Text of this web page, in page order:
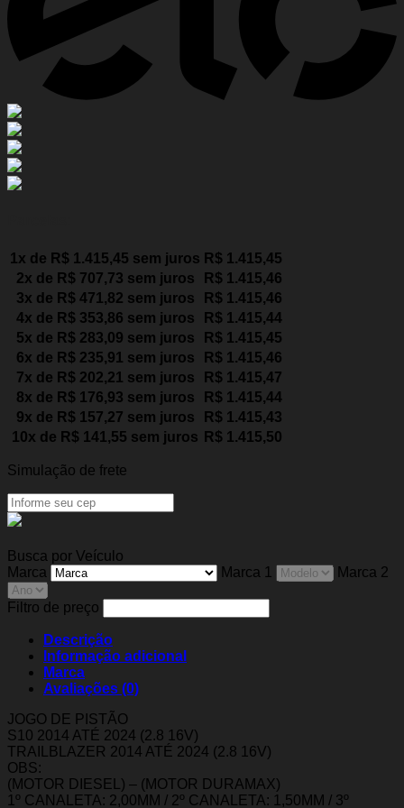
1x de R$ 1.415,45 sem juros R$ 1.415,45
2x de R$ 707,73 sem juros R$ 1.415,46
3x de R$ 471,82 sem juros R$ 1.415,46
4x de R$ 353,86 sem juros R$ 1.415,44
5x de R$ 283,09 sem juros R$ 1.415,45
6x de R$ 235,91 sem juros R$ 1.415,46
7x de R$ 202,21 sem juros R$ 1.415,47
8x de R$ 176,93 sem juros R$ 1.415,44
9x de R$ 157,27 sem juros R$ 1.415,43
10x de R$ 141,55 sem juros R$ 1.415,50
Simulação de frete
Busca por Veículo
Marca
Marca 1 Marca 2
Filtro de preço
Descrição
Informação adicional
Marca
Avaliações (0)
JOGO DE PISTÃO
S10 2014 ATÉ 2024 (2.8 16V)
TRAILBLAZER 2014 ATÉ 2024 (2.8 16V)
OBS:
(MOTOR DIESEL) – (MOTOR DURAMAX)
1º CANALETA: 2,00MM / 2º CANALETA: 1,50MM / 3º